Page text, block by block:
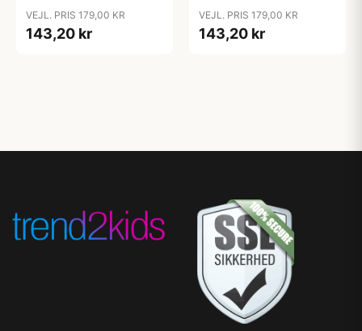
VEJL. PRIS 179,00 KR
143,20 kr
VEJL. PRIS 179,00 KR
143,20 kr